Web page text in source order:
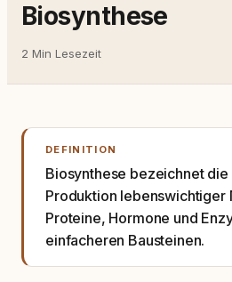
Biosynthese
2 Min Lesezeit
DEFINITION
Biosynthese bezeichnet
Produktion lebenswichtiger
Proteine, Hormone und
einfacheren Bausteinen.